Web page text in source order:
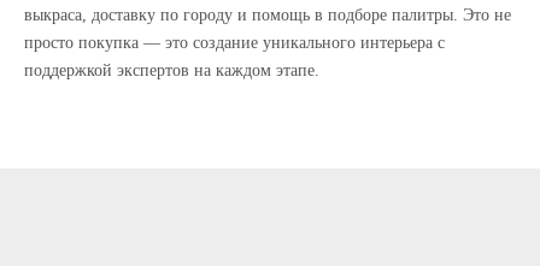
выкраса, доставку по городу и помощь в подборе палитры. Это не
просто покупка — это создание уникального интерьера с
поддержкой экспертов на каждом этапе.